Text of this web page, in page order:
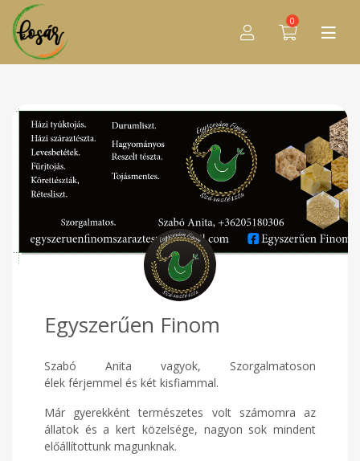
0
Egyszerűen Finom
Szabó Anita vagyok, Szorgalmatoson
élek férjemmel és két kisfiammal.
Már gyerekként természetes volt számomra az
állatok és a kert közelsége, nagyon sok mindent
előállítottunk magunknak.